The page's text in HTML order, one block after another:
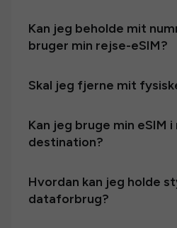
Kan jeg beholde mit
bruger min rejse-eSIM?
Skal jeg fjerne mit
Kan jeg bruge min eSIM
destination?
Hvordan kan jeg holde
dataforbrug?